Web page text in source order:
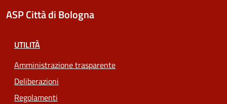
ASP Città di Bologna
UTILITÀ
Amministrazione trasparente
Deliberazioni
Regolamenti